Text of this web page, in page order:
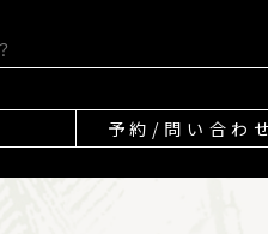
予約/問い合わせ